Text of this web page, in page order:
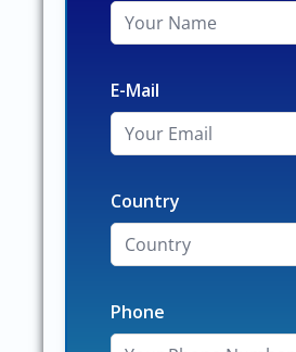
E-Mail
Country
Phone